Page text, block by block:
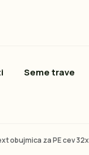
Seme trave
obujmica za PE cev